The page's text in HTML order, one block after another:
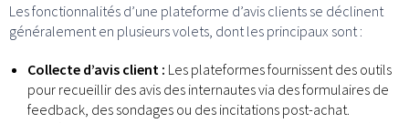
Les fonctionnalités d’une plateforme d’avis clients se déclinent
généralement en plusieurs volets, dont les principaux sont :
Collecte d’avis client : Les plateformes fournissent des outils
pour recueillir des avis des internautes via des formulaires de
feedback, des sondages ou des incitations post-achat.